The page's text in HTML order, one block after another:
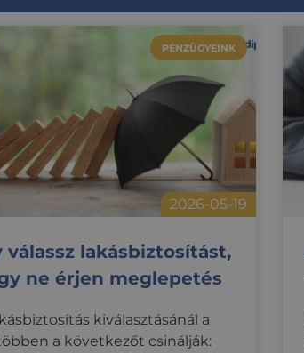
PÉNZÜGYEINK
2026-05-19
válassz lakásbiztosítást,
ne érjen meglepetés
kiválasztásánál a
a következőt csinálják: